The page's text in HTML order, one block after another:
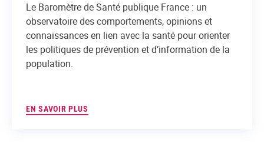
Le Baromètre de Santé publique France : un
observatoire des comportements, opinions et
connaissances en lien avec la santé pour orienter
les politiques de prévention et d’information de la
population.
EN SAVOIR PLUS